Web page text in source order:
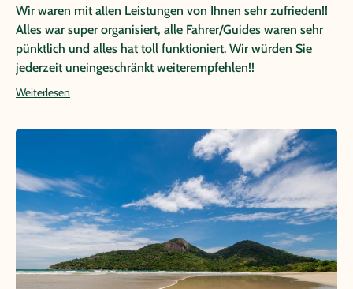
Wir waren mit allen Leistungen von Ihnen sehr zufrieden!!
Alles war super organisiert, alle Fahrer/Guides waren sehr
pünktlich und alles hat toll funktioniert. Wir würden Sie
jederzeit uneingeschränkt weiterempfehlen!!
Weiterlesen